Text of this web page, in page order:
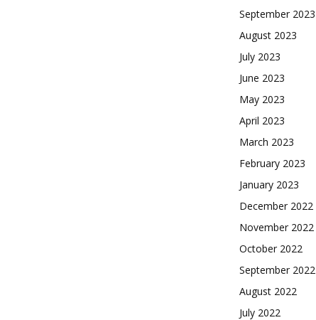
September 2023
August 2023
July 2023
June 2023
May 2023
April 2023
March 2023
February 2023
January 2023
December 2022
November 2022
October 2022
September 2022
August 2022
July 2022